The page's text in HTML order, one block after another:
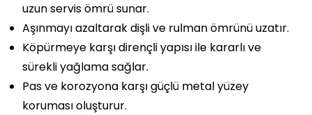
uzun servis ömrü sunar.
Aşınmayı azaltarak dişli ve rulman ömrünü uzatır.
Köpürmeye karşı dirençli yapısı ile kararlı ve
sürekli yağlama sağlar.
Pas ve korozyona karşı güçlü metal yüzey
koruması oluşturur.